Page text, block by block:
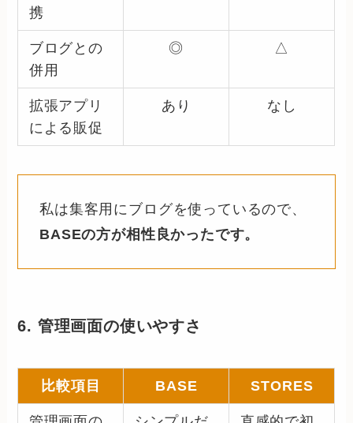
携
ブログとの
併用
◎ △
拡張アプリ
による販促
あり なし
私は集客用にブログを使っているので、
BASEの方が相性良かったです。
6. 管理画面の使いやすさ
比較項目 BASE STORES